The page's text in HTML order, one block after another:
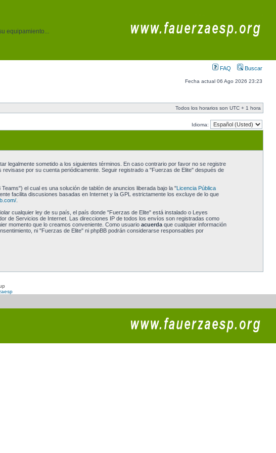
equipamiento...
FAQ Buscar
Fecha actual 06 Ago 2026 23:23
Todos los horarios son UTC + 1 hora
Idioma:
legalmente sometido a los siguientes términos. En caso contrario por favor no se registre
por su cuenta periódicamente. Seguir registrado a "Fuerzas de Elite" después de
el cual es una solución de tablón de anuncios liberada bajo la "Licencia Pública
facilita discusiones basadas en Internet y la GPL estrictamente los excluye de lo que
.
cualquier ley de su país, el país donde "Fuerzas de Elite" está instalado o Leyes
de Servicios de Internet. Las direcciones IP de todos los envíos son registradas como
momento que lo creamos conveniente. Como usuario acuerdaque cualquier información
ni "Fuerzas de Elite" ni phpBB podrán considerarse responsables por